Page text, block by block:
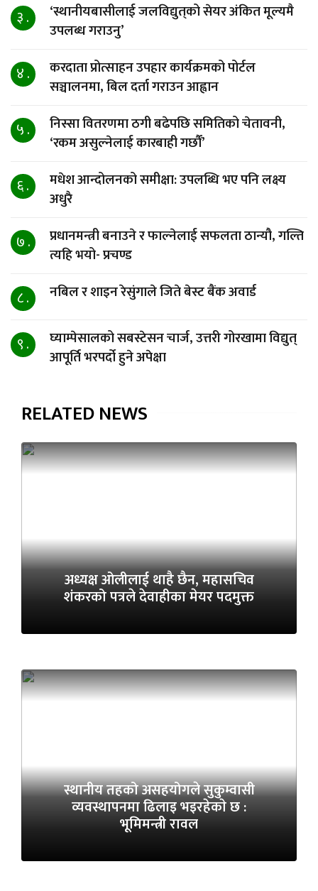
३ .
‘स्थानीयबासीलाई जलविद्युत्‌को सेयर अंकित मूल्यमै
उपलब्ध गराउनु’
४ .
करदाता प्रोत्साहन उपहार कार्यक्रमको पोर्टल
सञ्चालनमा, बिल दर्ता गराउन आह्वान
५ .
निस्सा वितरणमा ठगी बढेपछि समितिको चेतावनी,
‘रकम असुल्नेलाई कारबाही गर्छाैं’
६ .
मधेश आन्दोलनको समीक्षा: उपलब्धि भए पनि लक्ष्य
अधुरै
७ .
प्रधानमन्त्री बनाउने र फाल्नेलाई सफलता ठान्यौ, गल्ति
त्यहि भयो- प्रचण्ड
८ . नबिल र शाइन रेसुंगाले जिते बेस्ट बैंक अवार्ड
९ .
घ्याम्पेसालको सबस्टेसन चार्ज, उत्तरी गोरखामा विद्युत्
आपूर्ति भरपर्दो हुने अपेक्षा
RELATED NEWS
अध्यक्ष ओलीलाई थाहै छैन, महासचिव
शंकरको पत्रले देवाहीका मेयर पदमुक्त
स्थानीय तहको असहयोगले सुकुम्वासी
व्यवस्थापनमा ढिलाइ भइरहेकाे छ :
भूमिमन्त्री रावल